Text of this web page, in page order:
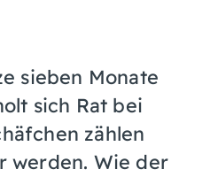
sieben Monate
sich Rat bei
zählen
werden. Wie der